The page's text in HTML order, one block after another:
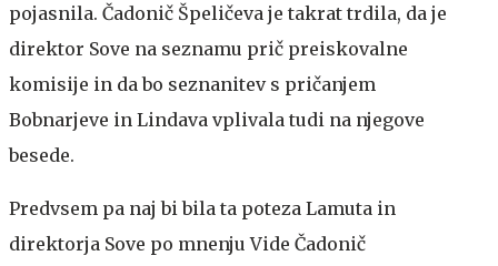
pojasnila. Čadonič Špeličeva je takrat trdila, da je
direktor Sove na seznamu prič preiskovalne
komisije in da bo seznanitev s pričanjem
Bobnarjeve in Lindava vplivala tudi na njegove
besede.
Predvsem pa naj bi bila ta poteza Lamuta in
direktorja Sove po mnenju Vide Čadonič